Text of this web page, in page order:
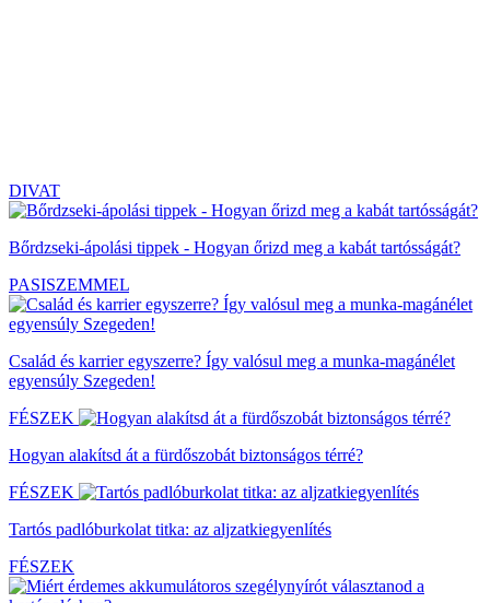
DIVAT
Bőrdzseki-ápolási tippek - Hogyan őrizd meg a kabát tartósságát?
PASISZEMMEL
Család és karrier egyszerre? Így valósul meg a munka-magánélet
egyensúly Szegeden!
FÉSZEK
Hogyan alakítsd át a fürdőszobát biztonságos térré?
FÉSZEK
Tartós padlóburkolat titka: az aljzatkiegyenlítés
FÉSZEK